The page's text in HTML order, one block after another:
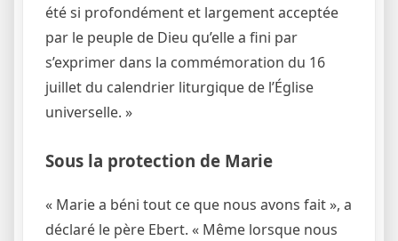
été si profondément et largement acceptée
par le peuple de Dieu qu’elle a fini par
s’exprimer dans la commémoration du 16
juillet du calendrier liturgique de l’Église
universelle. »
Sous la protection de Marie
« Marie a béni tout ce que nous avons fait », a
déclaré le père Ebert. « Même lorsque nous